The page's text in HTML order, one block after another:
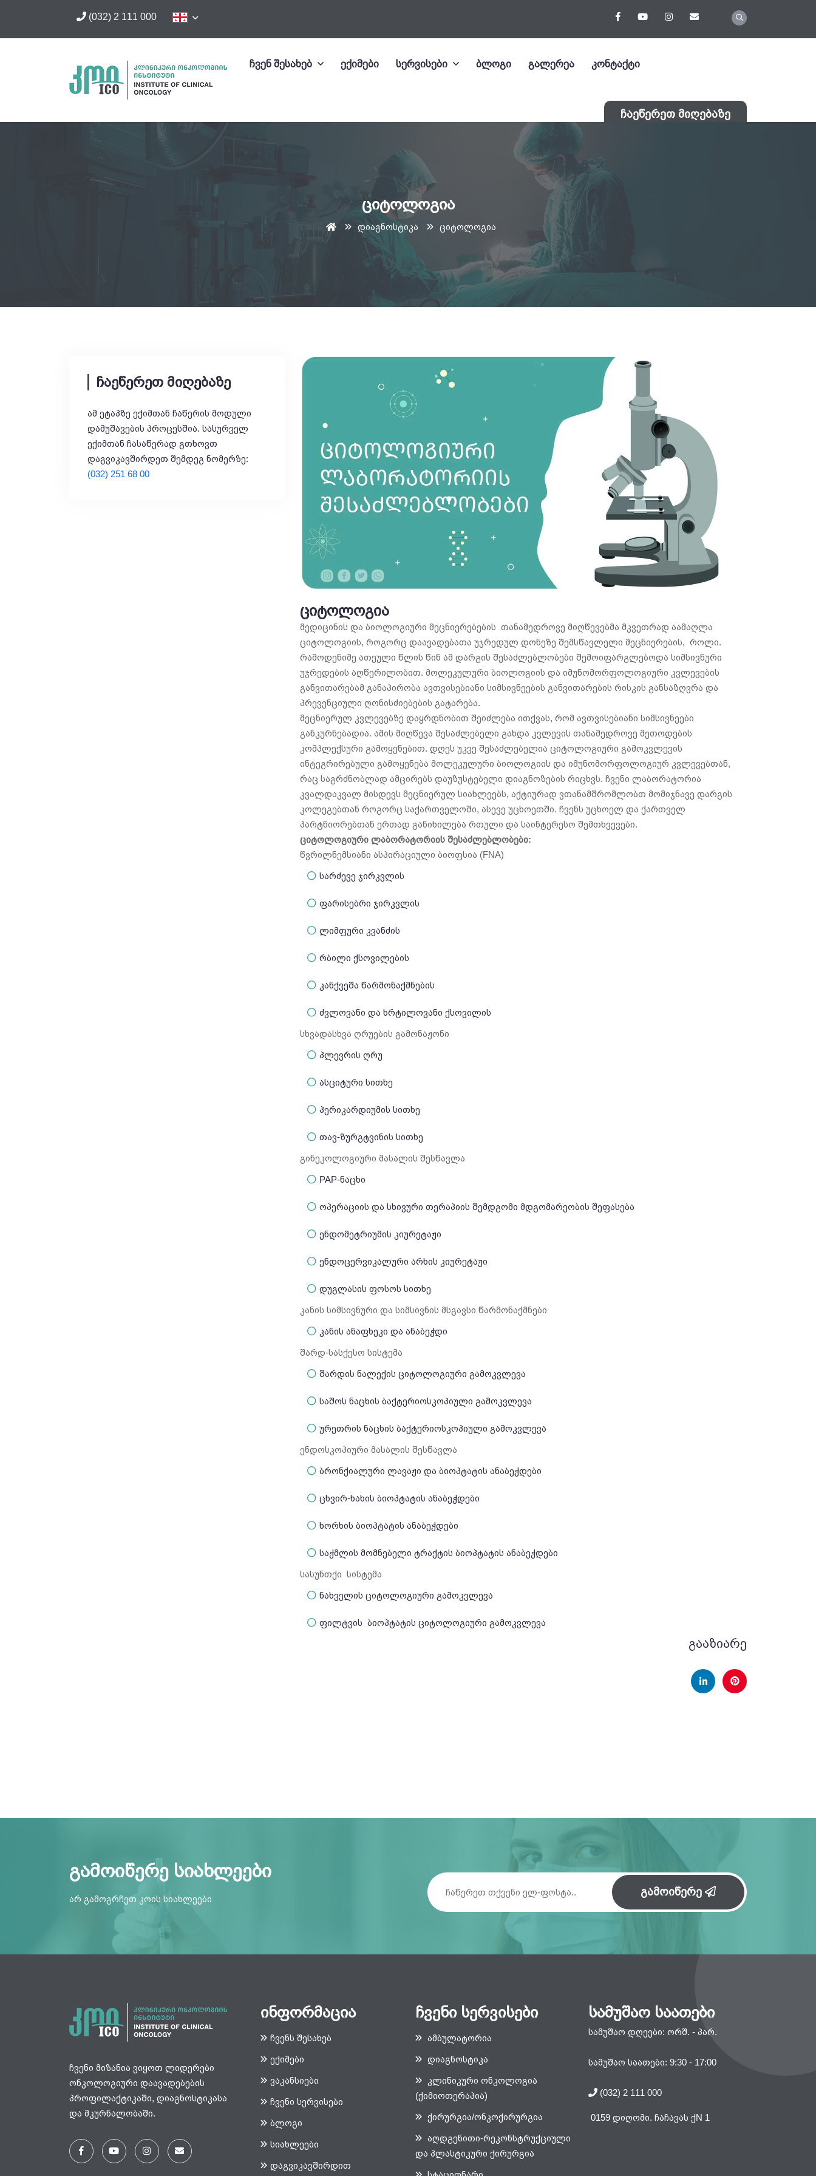
(032) 2 111 000
ჩვენ შესახებ ექიმები სერვისები ბლოგი გალერეა კონტაქტი
ჩაეწერეთ მიღებაზე
ციტოლოგია
დიაგნოსტიკა ციტოლოგია
ჩაეწერეთ მიღებაზე
ამ ეტაპზე ექიმთან ჩაწერის მოდული
დამუშავების პროცესშია. სასურველ
ექიმთან ჩასაწერად გთხოვთ
დაგვიკავშირდეთ შემდეგ ნომერზე:
(032) 251 68 00
ციტოლოგია
მედიცინის და ბიოლოგიური მეცნიერებების თანამედროვე მიღწევებმა მკვეთრად აამაღლა
ციტოლოგიის, როგორც დაავადებათა უჯრედულ დონეზე შემსწავლელი მეცნიერების, როლი.
რამოდენიმე ათეული წლის წინ ამ დარგის შესაძლებლობები შემოიფარგლებოდა სიმსივნური
უჯრედების აღწერილობით. მოლეკულური ბიოლოგიის და იმუნომორფოლოგიური კვლევების
განვითარებამ განაპირობა ავთვისებიანი სიმსივნეების განვითარების რისკის განსაზღვრა და
პრევენციული ღონისძიებების გატარება.
მეცნიერულ კვლევებზე დაყრდნობით შეიძლება ითქვას, რომ ავთვისებიანი სიმსივნეები
განკურნებადია. ამის მიღწევა შესაძლებელი გახდა კვლევის თანამედროვე მეთოდების
კომპლექსური გამოყენებით. დღეს უკვე შესაძლებელია ციტოლოგიური გამოკვლევის
ინტეგრირებული გამოყენება მოლეკულური ბიოლოგიის და იმუნომორფოლოგიურ კვლევებთან,
რაც საგრძნობლად ამცირებს დაუზუსტებელი დიაგნოზების რიცხვს. ჩვენი ლაბორატორია
კვალდაკვალ მისდევს მეცნიერულ სიახლეებს, აქტიურად ვთანამშრომლობთ მომიჯნავე დარგის
კოლეგებთან როგორც საქართველოში, ასევე უცხოეთში. ჩვენს უცხოელ და ქართველ
პარტნიორებთან ერთად განიხილება რთული და საინტერესო შემთხვევები.
ციტოლოგიური ლაბორატორიის შესაძლებლობები:
წვრილნემსიანი ასპირაციული ბიოფსია (FNA)
სარძევე ჯირკვლის
ფარისებრი ჯირკვლის
ლიმფური კვანძის
რბილი ქსოვილების
კანქვეშა წარმონაქმნების
ძვლოვანი და ხრტილოვანი ქსოვილის
სხვადასხვა ღრუების გამონაჟონი
პლევრის ღრუ
ასციტური სითხე
პერიკარდიუმის სითხე
თავ-ზურგტვინის სითხე
გინეკოლოგიური მასალის შესწავლა
PAP-ნაცხი
ოპერაციის და სხივური თერაპიის შემდგომი მდგომარეობის შეფასება
ენდომეტრიუმის კიურეტაჟი
ენდოცერვიკალური არხის კიურეტაჟი
დუგლასის ფოსოს სითხე
კანის სიმსივნური და სიმსივნის მსგავსი წარმონაქმნები
კანის ანაფხეკი და ანაბეჭდი
შარდ-სასქესო სისტემა
შარდის ნალექის ციტოლოგიური გამოკვლევა
საშოს ნაცხის ბაქტერიოსკოპიული გამოკვლევა
ურეთრის ნაცხის ბაქტერიოსკოპიული გამოკვლევა
ენდოსკოპიური მასალის შესწავლა
ბრონქიალური ლავაჟი და ბიოპტატის ანაბეჭდები
ცხვირ-ხახის ბიოპტატის ანაბეჭდები
ხორხის ბიოპტატის ანაბეჭდები
საჭმლის მომნებელი ტრაქტის ბიოპტატის ანაბეჭდები
სასუნთქი სისტემა
ნახველის ციტოლოგიური გამოკვლევა
ფილტვის ბიოპტატის ციტოლოგიური გამოკვლევა
გააზიარე
გამოიწერე სიახლეები
არ გამოგრჩეთ კოის სიახლეები
გამოიწერე
ჩვენი მიზანია ვიყოთ ლიდერები
ონკოლოგიური დაავადებების
პროფილაქტიკაში, დიაგნოსტიკასა
და მკურნალობაში.
ინფორმაცია
ჩვენს შესახებ
ექიმები
ვაკანსიები
ჩვენი სერვისები
ბლოგი
სიახლეები
დაგვიკავშირდით
ჩვენი სერვისები
ამბულატორია
დიაგნოსტიკა
კლინიკური ონკოლოგია
(ქიმიოთერაპია)
ქირურგია/ონკოქირურგია
აღდგენითი-რეკონსტრუქციული
და პლასტიკური ქირურგია
სამუშაო საათები
სამუშაო დღეები: ორშ. - პარ.
სამუშაო საათები: 9:30 - 17:00
(032) 2 111 000
0159 დიღომი. ჩაჩავას ქN 1